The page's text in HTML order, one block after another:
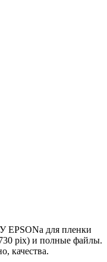
для пленки
pix) и полные файлы.
качества.